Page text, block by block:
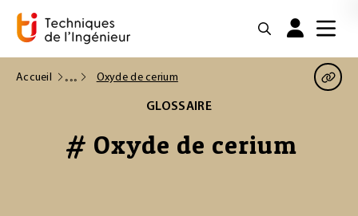
Accueil Oxyde de cerium
GLOSSAIRE
# Oxyde de cerium